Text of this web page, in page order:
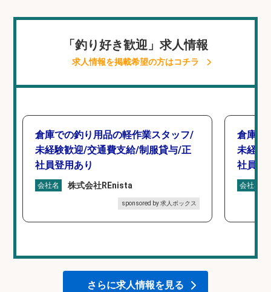
「釣り好き歓迎」求人情報
求人情報を掲載希望の方はコチラ
倉庫での釣り用品の軽作業スタッフ/
未経験歓迎/交通費支給/制服貸与/正
社員登用あり
会社名 株式会社REnista
sponsored by 求人ボックス
倉庫で
未経験
社員登
会社名
さらに求人情報を見る